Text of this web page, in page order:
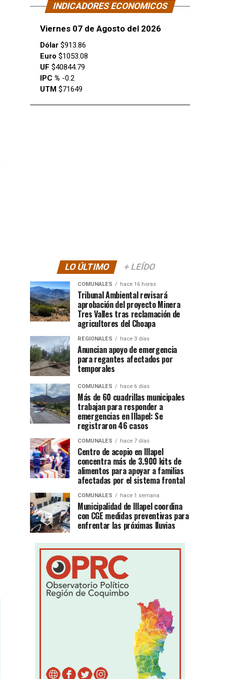
INDICADORES ECONOMICOS
Viernes 07 de Agosto del 2026
Dólar $913.86
Euro $1053.08
UF $40844.79
IPC % -0.2
UTM $71649
LO ÚLTIMO + LEÍDO
COMUNALES hace 16 horas
Tribunal Ambiental revisará
aprobación del proyecto Minera
Tres Valles tras reclamación de
agricultores del Choapa
REGIONALES hace 3 días
Anuncian apoyo de emergencia
para regantes afectados por
temporales
COMUNALES hace 6 días
Más de 60 cuadrillas municipales
trabajan para responder a
emergencias en Illapel: Se
registraron 46 casos
COMUNALES hace 7 días
Centro de acopio en Illapel
concentra más de 3.900 kits de
alimentos para apoyar a familias
afectadas por el sistema frontal
COMUNALES hace 1 semana
Municipalidad de Illapel coordina
con CGE medidas preventivas para
enfrentar las próximas lluvias